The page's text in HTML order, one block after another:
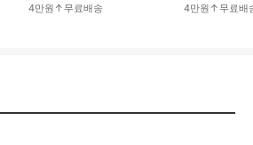
4만원↑무료배송
4만원↑무료배